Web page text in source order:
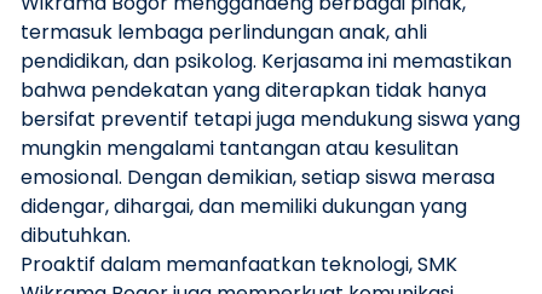
termasuk lembaga perlindungan anak, ahli
pendidikan, dan psikolog. Kerjasama ini memastikan
bahwa pendekatan yang diterapkan tidak hanya
bersifat preventif tetapi juga mendukung siswa yang
mungkin mengalami tantangan atau kesulitan
emosional. Dengan demikian, setiap siswa merasa
didengar, dihargai, dan memiliki dukungan yang
dibutuhkan.
Proaktif dalam memanfaatkan teknologi, SMK